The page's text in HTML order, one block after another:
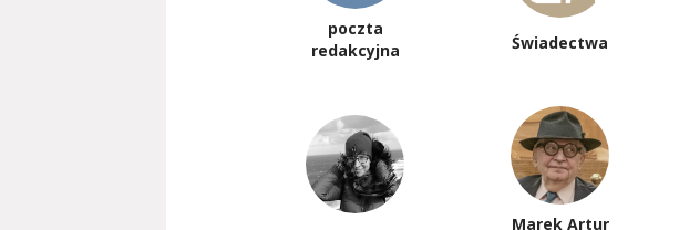
poczta
redakcyjna
Świadectwa
Marek Artur